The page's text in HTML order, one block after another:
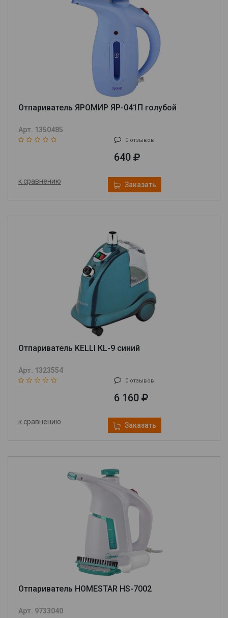
Отпариватель ЯРОМИР ЯР-041П голубой
Арт. 1350485
0 отзывов
640
к сравнению Заказать
Отпариватель KELLI КL-9 синий
Арт. 1323554
0 отзывов
6 160
к сравнению Заказать
Отпариватель HOMESTAR HS-7002
Арт. 9733040